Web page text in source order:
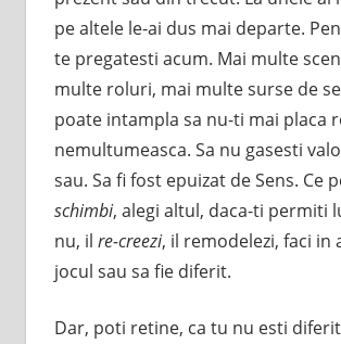
pe altele le-ai dus mai departe.
te pregatesti acum. Mai multe
multe roluri, mai multe surse de
poate intampla sa nu-ti mai placa
nemultumeasca. Sa nu gasesti
sau. Sa fi fost epuizat de Sens. Ce
schimbi, alegi altul, daca-ti permiti
nu, il re-creezi, il remodelezi, faci in
jocul sau sa fie diferit.
Dar, poti retine, ca tu nu esti